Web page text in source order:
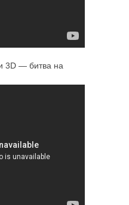
3D — битва на